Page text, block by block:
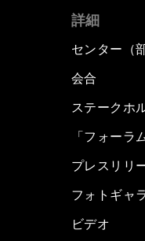
詳細
センター（
会合
ステークホ
「フォーラ
プレスリリ
フォトギャ
ビデオ